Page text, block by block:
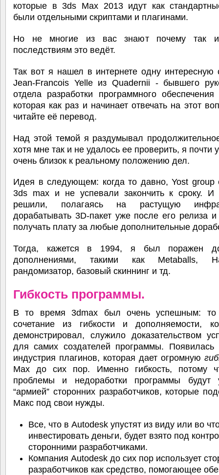
которые в 3ds Max 2013 идут как
были отдельными скриптами и плагинами.
Но не многие из вас знают почему так
последствиям это ведёт.
Так вот я нашел в интернете одну интересную
Jean-Francois Yelle из Quadernii - бывшего
отдела разработки программного
которая как раз и начинает отвечать на этот
читайте её перевод.
Над этой темой я раздумывал
хотя мне так и не удалось ее проверить, я почти
очень близок к реальному положению дел.
Идея в следующем: когда то давно, Yost group
3ds max и не успевали закончить к сроку. И
решили, полагаясь на растущую
дорабатывать 3D-пакет уже после его релиза
получать плату за любые дополнительные
Тогда, кажется в 1994, я был поражен
дополнениями, такими как Metaballs,
рандомизатор, базовый скиннинг и тд.
Гибкость программы.
В то время 3dmax был очень успешным: то
сочетание из гибкости и дополняемости,
демонстрировал, служило доказательством
для самих создателей программы. Появилась
индустрия плагинов, которая дает огромную
Max до сих пор. Именно гибкость, потому
проблемы и недоработки программы будут
“армией” сторонних разработчиков, которые
Макс под свои нужды.
Все, что в Autodesk упустят из виду или во
инвестировать деньги, будет взято под
сторонними разработчиками.
Компания Autodesk до сих пор использует
разработчиков как средство, помогающее